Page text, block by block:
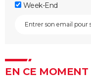
Week-End
EN CE MOMENT